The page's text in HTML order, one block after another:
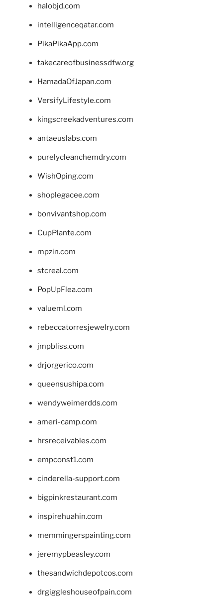
halobjd.com
intelligenceqatar.com
PikaPikaApp.com
takecareofbusinessdfw.org
HamadaOfJapan.com
VersifyLifestyle.com
kingscreekadventures.com
antaeuslabs.com
purelycleanchemdry.com
WishOping.com
shoplegacee.com
bonvivantshop.com
CupPlante.com
mpzin.com
stcreal.com
PopUpFlea.com
valueml.com
rebeccatorresjewelry.com
jmpbliss.com
drjorgerico.com
queensushipa.com
wendyweimerdds.com
ameri-camp.com
hrsreceivables.com
empconst1.com
cinderella-support.com
bigpinkrestaurant.com
inspirehuahin.com
memmingerspainting.com
jeremypbeasley.com
thesandwichdepotcos.com
drgiggleshouseofpain.com